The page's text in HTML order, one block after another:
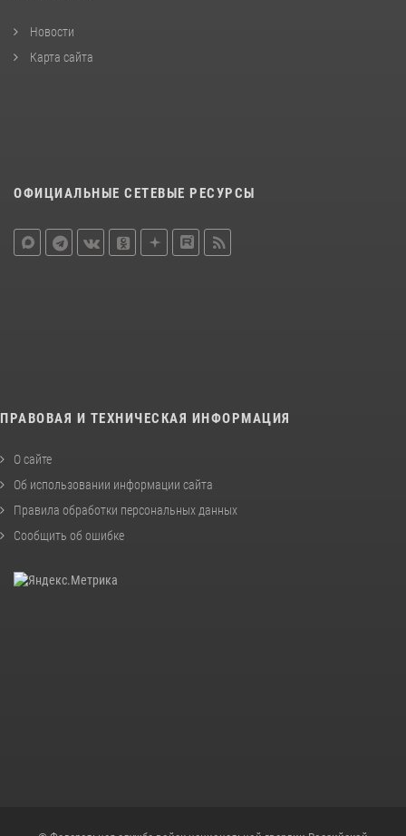
Новости
Карта сайта
ОФИЦИАЛЬНЫЕ СЕТЕВЫЕ РЕСУРСЫ
ПРАВОВАЯ И ТЕХНИЧЕСКАЯ ИНФОРМАЦИЯ
О сайте
Об использовании информации сайта
Правила обработки персональных данных
Сообщить об ошибке